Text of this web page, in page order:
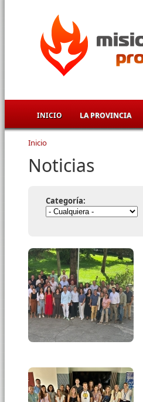
INICIO LA PROVINCIA
Se encuentra usted
Inicio
Noticias
Categoría: